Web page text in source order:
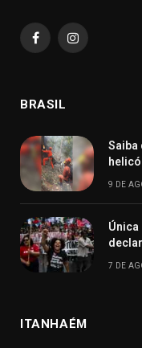
FacebookInstagram
BRASIL
Saiba
9 DE
7 DE
ITANHAÉM